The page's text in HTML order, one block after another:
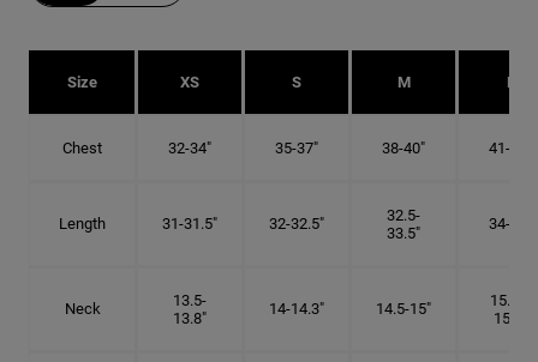
Size XS S M L
Chest 32-34" 35-37" 38-40" 41-43"
Length 31-31.5" 32-32.5"
32.5-
33.5"
34-35"
Neck
13.5-
13.8"
14-14.3" 14.5-15"
15.25-
15.5"